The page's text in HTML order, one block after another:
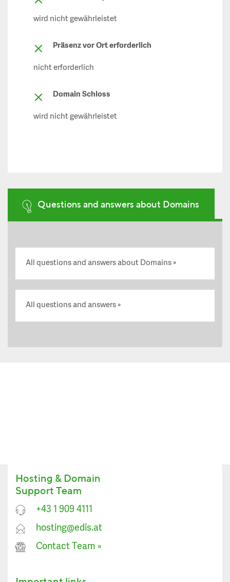
wird nicht gewährleistet
Präsenz vor Ort erforderlich
nicht erforderlich
Domain Schloss
wird nicht gewährleistet
Questions and answers about Domains
All questions and answers about Domains
All questions and answers
Hosting & Domain
Support Team
+43 1 909 4111
hosting@edis.at
Contact Team »